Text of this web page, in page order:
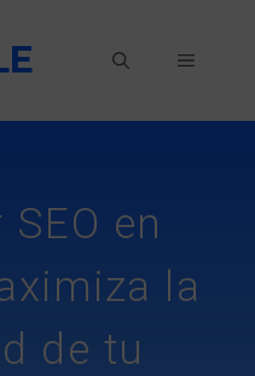
MENÚ
en
la
de tu